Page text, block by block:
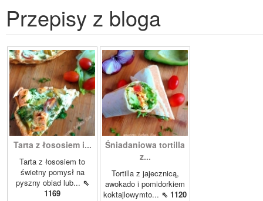
Przepisy z bloga
Tarta z łososiem i...
Tarta z łososiem to
świetny pomysł na
pyszny obiad lub... ⇖
1169
Śniadaniowa tortilla
z...
Tortilla z jajecznicą,
awokado i pomidorkiem
koktajlowymto... ⇖ 1120